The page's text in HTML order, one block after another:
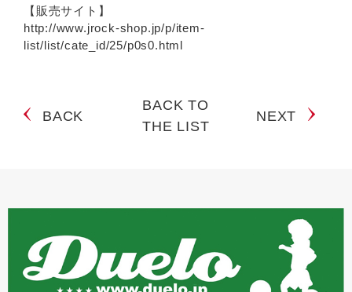
【販売サイト】
http://www.jrock-shop.jp/p/item-
list/list/cate_id/25/p0s0.html
BACK
BACK TO
THE LIST
NEXT